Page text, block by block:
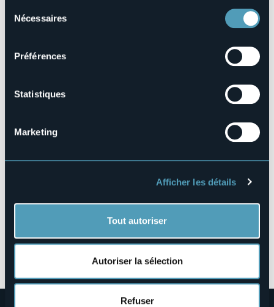
manière de les gérer et de les supprimer,
cliquez ici
Nécessaires
Préférences
Statistiques
Marketing
Afficher les détails
Tout autoriser
Autoriser la sélection
Refuser
Téléphone
E-mail
teramata@alice.it